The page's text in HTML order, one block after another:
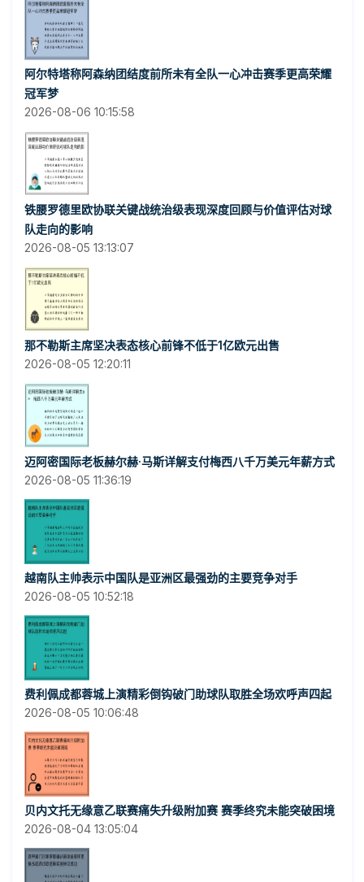
阿尔特塔称阿森纳团结度前所未有全队一心冲击赛季更高荣耀
冠军梦
2026-08-06 10:15:58
铁腰罗德里欧协联关键战统治级表现深度回顾与价值评估对球
队走向的影响
2026-08-05 13:13:07
那不勒斯主席坚决表态核心前锋不低于1亿欧元出售
2026-08-05 12:20:11
迈阿密国际老板赫尔赫·马斯详解支付梅西八千万美元年薪方式
2026-08-05 11:36:19
越南队主帅表示中国队是亚洲区最强劲的主要竞争对手
2026-08-05 10:52:18
费利佩成都蓉城上演精彩倒钩破门助球队取胜全场欢呼声四起
2026-08-05 10:06:48
贝内文托无缘意乙联赛痛失升级附加赛 赛季终究未能突破困境
2026-08-04 13:05:04